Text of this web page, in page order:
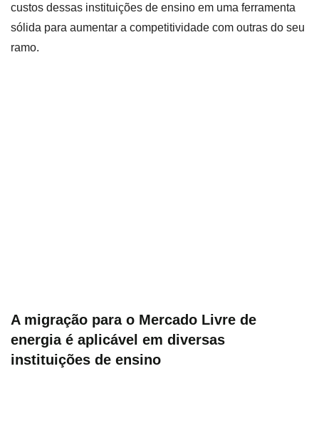
custos dessas instituições de ensino em uma ferramenta
sólida para aumentar a competitividade com outras do seu
ramo.
A migração para o Mercado Livre de
energia é aplicável em diversas
instituições de ensino